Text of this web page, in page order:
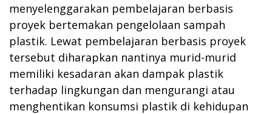
menyelenggarakan pembelajaran berbasis
proyek bertemakan pengelolaan sampah
plastik. Lewat pembelajaran berbasis proyek
tersebut diharapkan nantinya murid-murid
memiliki kesadaran akan dampak plastik
terhadap lingkungan dan mengurangi atau
menghentikan konsumsi plastik di kehidupan